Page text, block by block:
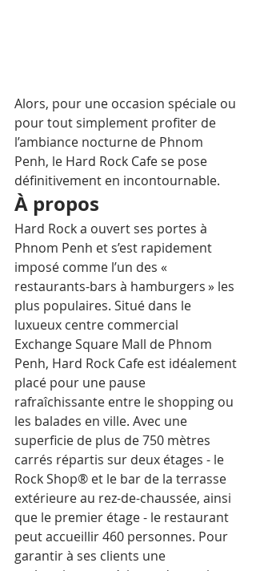
Alors, pour une occasion spéciale ou
pour tout simplement profiter de
l’ambiance nocturne de Phnom
Penh, le Hard Rock Cafe se pose
définitivement en incontournable.
À propos
Hard Rock a ouvert ses portes à
Phnom Penh et s’est rapidement
imposé comme l’un des «
restaurants-bars à hamburgers » les
plus populaires. Situé dans le
luxueux centre commercial
Exchange Square Mall de Phnom
Penh, Hard Rock Cafe est idéalement
placé pour une pause
rafraîchissante entre le shopping ou
les balades en ville. Avec une
superficie de plus de 750 mètres
carrés répartis sur deux étages - le
Rock Shop® et le bar de la terrasse
extérieure au rez-de-chaussée, ainsi
que le premier étage - le restaurant
peut accueillir 460 personnes. Pour
garantir à ses clients une